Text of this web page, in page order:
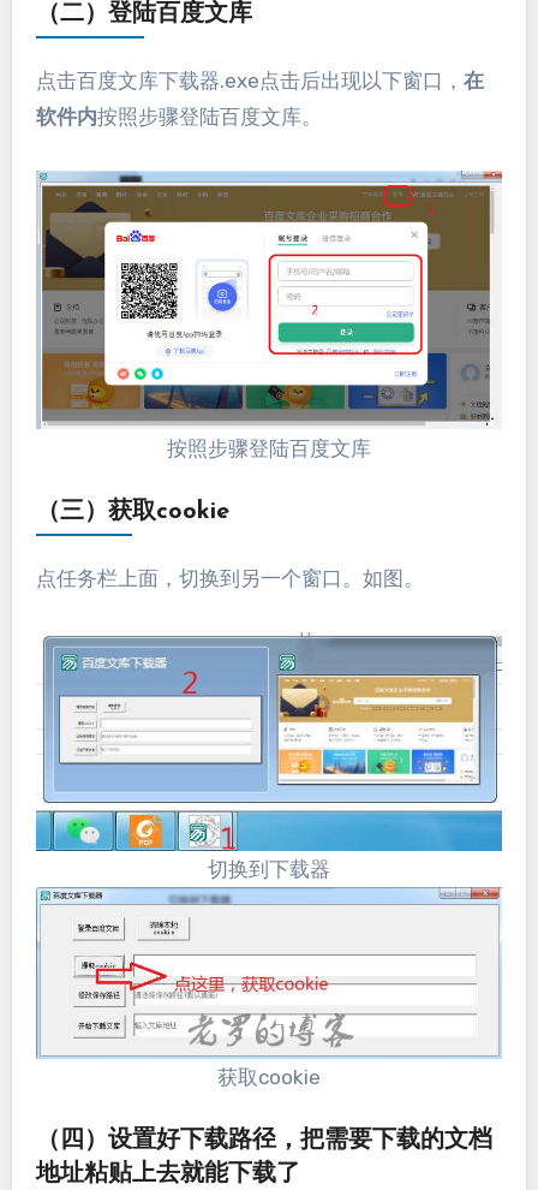
（二）登陆百度文库
点击百度文库下载器.exe点击后出现以下窗口， 在
软件内按照步骤登陆百度文库。
按照步骤登陆百度文库
（三）获取cookie
点任务栏上面，切换到另一个窗口。如图。
切换到下载器
获取cookie
（四）设置好下载路径，把需要下载的文档
地址粘贴上去就能下载了